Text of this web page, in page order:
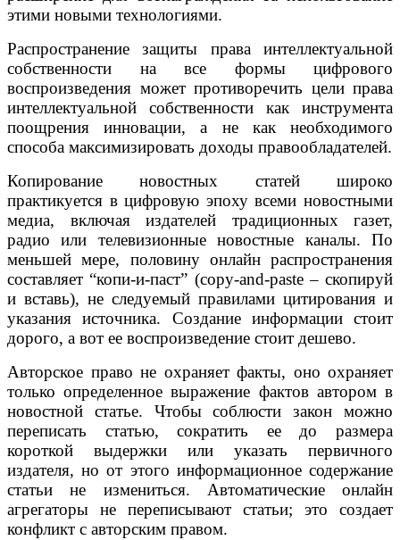
этими новыми технологиями.
Распространение защиты права интеллектуальной
собственности на все формы цифрового
воспроизведения может противоречить цели права
интеллектуальной собственности как инструмента
поощрения инновации, а не как необходимого
способа максимизировать доходы правообладателей.
Копирование новостных статей широко
практикуется в цифровую эпоху всеми новостными
медиа, включая издателей традиционных газет,
радио или телевизионные новостные каналы. По
меньшей мере, половину онлайн распространения
составляет “копи-и-паст” (copy-and-paste – скопируй
и вставь), не следуемый правилами цитирования и
указания источника. Создание информации стоит
дорого, а вот ее воспроизведение стоит дешево.
Авторское право не охраняет факты, оно охраняет
только определенное выражение фактов автором в
новостной статье. Чтобы соблюсти закон можно
переписать статью, сократить ее до размера
короткой выдержки или указать первичного
издателя, но от этого информационное содержание
статьи не измениться. Автоматические онлайн
агрегаторы не переписывают статьи; это создает
конфликт с авторским правом.